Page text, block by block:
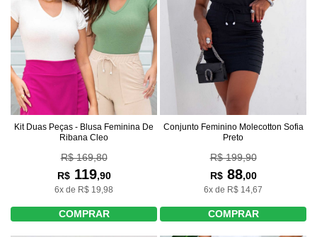
Kit Duas Peças - Blusa Feminina De
Ribana Cleo
R$ 169,80
R$119,90
6x de R$ 19,98
COMPRAR
Conjunto Feminino Molecotton Sofia
Preto
R$ 199,90
R$88,00
6x de R$ 14,67
COMPRAR